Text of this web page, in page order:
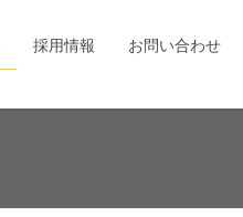
採用情報 お問い合わせ